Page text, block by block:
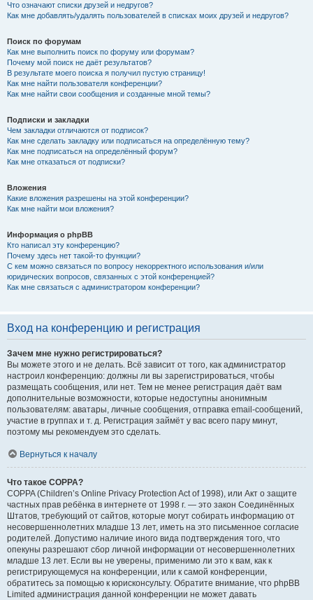
Что означают списки друзей и недругов?
Как мне добавлять/удалять пользователей в списках моих друзей и недругов?
Поиск по форумам
Как мне выполнить поиск по форуму или форумам?
Почему мой поиск не даёт результатов?
В результате моего поиска я получил пустую страницу!
Как мне найти пользователя конференции?
Как мне найти свои сообщения и созданные мной темы?
Подписки и закладки
Чем закладки отличаются от подписок?
Как мне сделать закладку или подписаться на определённую тему?
Как мне подписаться на определённый форум?
Как мне отказаться от подписки?
Вложения
Какие вложения разрешены на этой конференции?
Как мне найти мои вложения?
Информация о phpBB
Кто написал эту конференцию?
Почему здесь нет такой-то функции?
С кем можно связаться по вопросу некорректного использования и/или
юридических вопросов, связанных с этой конференцией?
Как мне связаться с администратором конференции?
Вход на конференцию и регистрация
Зачем мне нужно регистрироваться?
Вы можете этого и не делать. Всё зависит от того, как администратор
настроил конференцию: должны ли вы зарегистрироваться, чтобы
размещать сообщения, или нет. Тем не менее регистрация даёт вам
дополнительные возможности, которые недоступны анонимным
пользователям: аватары, личные сообщения, отправка email-сообщений,
участие в группах и т. д. Регистрация займёт у вас всего пару минут,
поэтому мы рекомендуем это сделать.
Вернуться к началу
Что такое COPPA?
COPPA (Children’s Online Privacy Protection Act of 1998), или Акт о защите
частных прав ребёнка в интернете от 1998 г. — это закон Соединённых
Штатов, требующий от сайтов, которые могут собирать информацию от
несовершеннолетних младше 13 лет, иметь на это письменное согласие
родителей. Допустимо наличие иного вида подтверждения того, что
опекуны разрешают сбор личной информации от несовершеннолетних
младше 13 лет. Если вы не уверены, применимо ли это к вам, как к
регистрирующемуся на конференции, или к самой конференции,
обратитесь за помощью к юрисконсульту. Обратите внимание, что phpBB
Limited администрация данной конференции не может давать